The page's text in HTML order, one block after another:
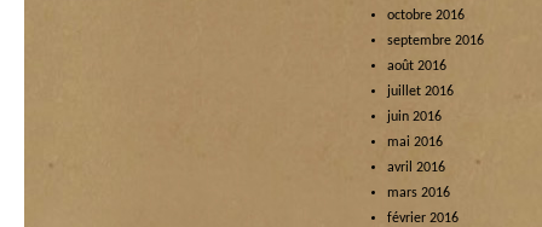
octobre 2016
septembre 2016
août 2016
juillet 2016
juin 2016
mai 2016
avril 2016
mars 2016
février 2016